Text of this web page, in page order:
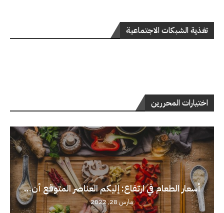
تغذية الشبكات الاجتماعية
اختيارات المحررين
أسعار الطعام في ارتفاع: إليكم العناصر المتوقع أن...
مارس 28, 2022